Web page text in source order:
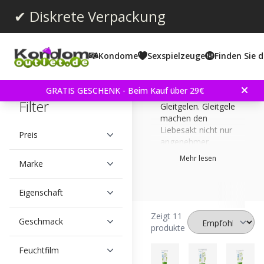
✔ Diskrete Verpackung
Kondome Sexspielzeuge Finden Sie
GRATIS GESCHENK - Beim Kauf über 29€
Filter
Preis
Marke
Eigenschaft
Geschmack
Feuchtfilm
eine große Auswahl
an Joy Division
Gleitgelen. Gleitgele
machen den
Liebesakt nicht nur
angenehmer,
sondern sind auch
Einer der
häufigsten Gründe
für das Reißen
eines Kondoms ist
fehlendes Gleitgel.
Mehr lesen
Zeigt 11
produkte